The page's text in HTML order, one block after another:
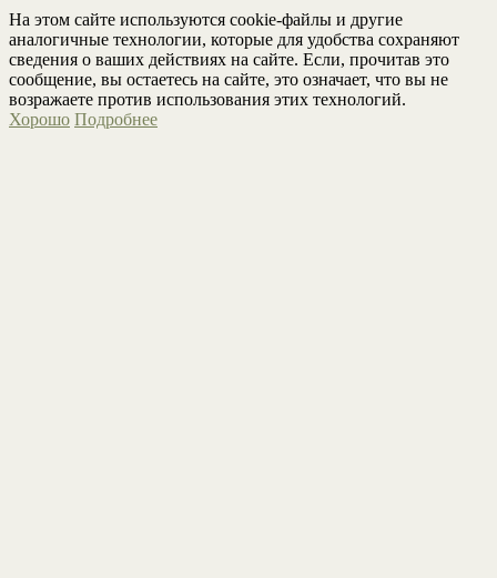
На этом сайте используются cookie-файлы и другие
аналогичные технологии, которые для удобства сохраняют
сведения о ваших действиях на сайте. Если, прочитав это
сообщение, вы остаетесь на сайте, это означает, что вы не
возражаете против использования этих технологий.
Хорошо Подробнее